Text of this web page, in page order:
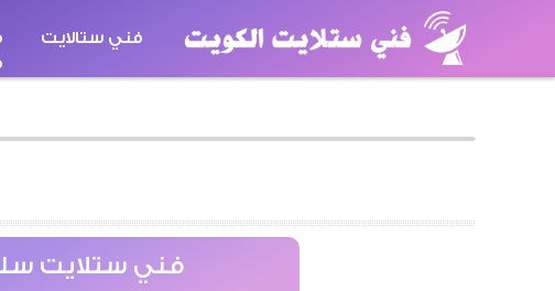
فني ستالايت
فني ستلايت سلوى / 67655226 / فني ستلايت